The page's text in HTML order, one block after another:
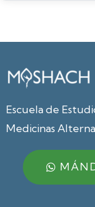
Escuela de
Medicinas